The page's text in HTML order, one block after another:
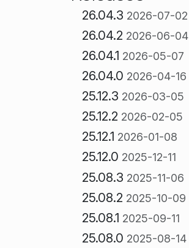
26.04.3 2026-07-02
26.04.2 2026-06-04
26.04.1 2026-05-07
26.04.0 2026-04-16
25.12.3 2026-03-05
25.12.2 2026-02-05
25.12.1 2026-01-08
25.12.0 2025-12-11
25.08.3 2025-11-06
25.08.2 2025-10-09
25.08.1 2025-09-11
25.08.0 2025-08-14